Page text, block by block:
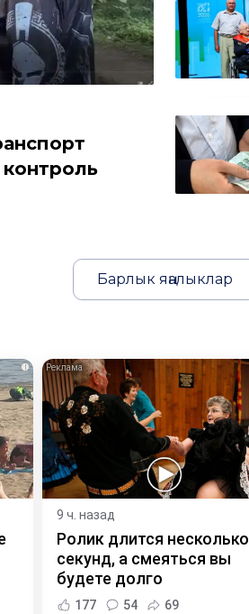
контроль
Барлык яңалыклар
i
9 ч. назад
Ролик длится несколько
секунд, а смеяться вы
будете долго
177 54 69